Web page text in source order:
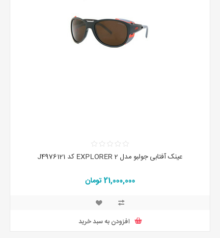
عینک آفتابی جولبو مدل EXPLORER 2 کد J4976121
21,000,000 تومان
افزودن به سبد خرید